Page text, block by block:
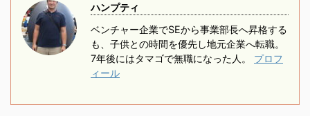
ますが、 料理を始めた
い、始めたばかりの方に
もおすすめです。 私は
以前に3年間パスタ専門
店で働いていました。 い
好きで、その中でもパス
ハンプティ
ベンチャー企業でSEから事業部長へ昇格する
も、子供との時間を優先し地元企業へ転職。
7年後にはタマゴで無職になった人。 プロフ
ィール